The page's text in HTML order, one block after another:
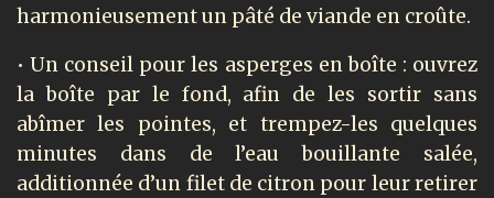
harmonieusement un pâté de viande en croûte.
• Un conseil pour les asperges en boîte : ouvrez
la boîte par le fond, afin de les sortir sans
abîmer les pointes, et trempez-les quelques
minutes dans de l’eau bouillante salée,
additionnée d’un filet de citron pour leur retirer